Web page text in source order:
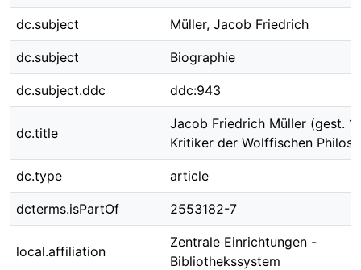
dc.subject Müller, Jacob Friedrich
dc.subject Biographie
dc.subject.ddc ddc:943
dc.title
Jacob Friedrich Müller (gest.
Kritiker der Wolffischen
dc.type article
dcterms.isPartOf 2553182-7
local.affiliation
Zentrale Einrichtungen -
Bibliothekssystem